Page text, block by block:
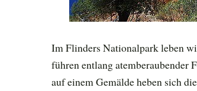
Im Flinders Nationalpark leben
führen entlang atemberaubender
auf einem Gemälde heben sich